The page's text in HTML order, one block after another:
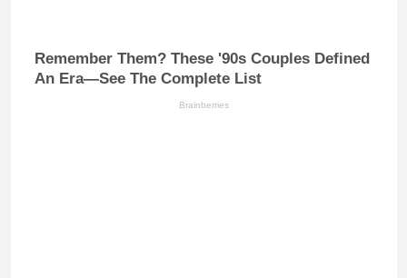
Remember Them? These '90s Couples Defined
An Era—See The Complete List
Brainberries